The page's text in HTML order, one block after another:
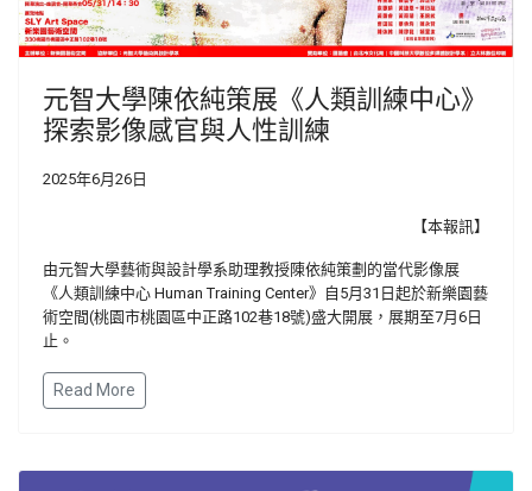
元智大學陳依純策展《人類訓練中心》
探索影像感官與人性訓練
2025年6月26日
【本報訊】
由元智大學藝術與設計學系助理教授陳依純策劃的當代影像展
《人類訓練中心 Human Training Center》自5月31日起於新樂園藝
術空間(桃園市桃園區中正路102巷18號)盛大開展，展期至7月6日
止。
Read More